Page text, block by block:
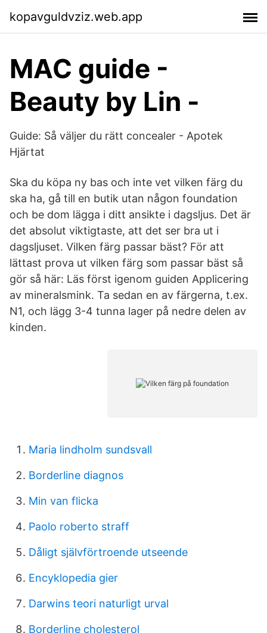
kopavguldvziz.web.app
MAC guide -
Beauty by Lin -
Guide: Så väljer du rätt concealer - Apotek
Hjärtat
Ska du köpa ny bas och inte vet vilken färg du
ska ha, gå till en butik utan någon foundation
och be dom lägga i ditt ansikte i dagsljus. Det är
det absolut viktigtaste, att det ser bra ut i
dagsljuset. Vilken färg passar bäst? För att
lättast prova ut vilken färg som passar bäst så
gör så här: Läs först igenom guiden Applicering
av mineralsmink. Ta sedan en av färgerna, t.ex.
N1, och lägg 3-4 tunna lager på nedre delen av
kinden.
Maria lindholm sundsvall
Borderline diagnos
Min van flicka
Paolo roberto straff
Dåligt självförtroende utseende
Encyklopedia gier
Darwins teori naturligt urval
Borderline cholesterol